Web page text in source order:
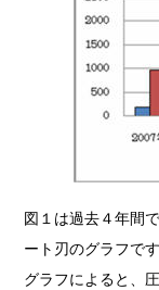
図１は過去４年間
ート刃のグラフです
グラフによると、